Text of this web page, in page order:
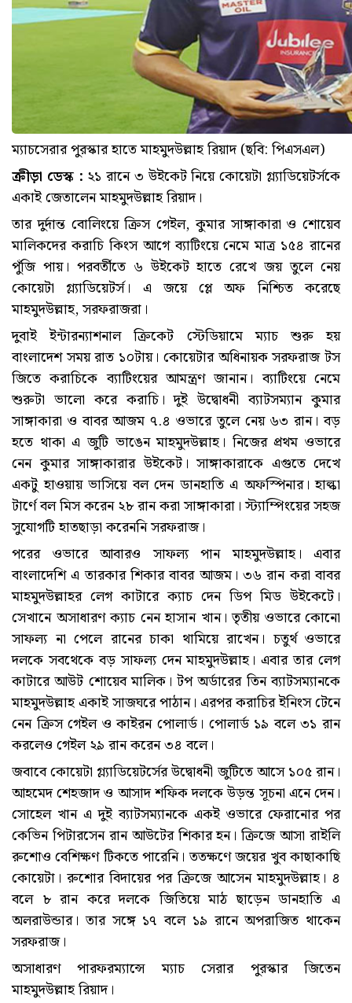
ম্যাচসেরার পুরস্কার হাতে মাহমুদউল্লাহ রিয়াদ (ছবি: পিএসএল)
ক্রীড়া ডেস্ক : ২১ রানে ৩ উইকেট নিয়ে কোয়েটা গ্ল্যাডিয়েটর্সকে
একাই জেতালেন মাহমুদউল্লাহ রিয়াদ।
তার দুর্দান্ত বোলিংয়ে ক্রিস গেইল, কুমার সাঙ্গাকারা ও শোয়েব
মালিকদের করাচি কিংস আগে ব্যাটিংয়ে নেমে মাত্র ১৫৪ রানের
পুঁজি পায়। পরবর্তীতে ৬ উইকেট হাতে রেখে জয় তুলে নেয়
কোয়েটা গ্ল্যাডিয়েটর্স। এ জয়ে প্লে অফ নিশ্চিত করেছে
মাহমুদউল্লাহ, সরফরাজরা।
দুবাই ইন্টারন্যাশনাল ক্রিকেট স্টেডিয়ামে ম্যাচ শুরু হয়
বাংলাদেশ সময় রাত ১০টায়। কোয়েটার অধিনায়ক সরফরাজ টস
জিতে করাচিকে ব্যাটিংয়ের আমন্ত্রণ জানান। ব্যাটিংয়ে নেমে
শুরুটা ভালো করে করাচি। দুই উদ্বোধনী ব্যাটসম্যান কুমার
সাঙ্গাকারা ও বাবর আজম ৭.৪ ওভারে তুলে নেয় ৬৩ রান। বড়
হতে থাকা এ জুটি ভাঙেন মাহমুদউল্লাহ। নিজের প্রথম ওভারে
নেন কুমার সাঙ্গাকারার উইকেট। সাঙ্গাকারাকে এগুতে দেখে
একটু হাওয়ায় ভাসিয়ে বল দেন ডানহাতি এ অফস্পিনার। হাল্কা
টার্ণে বল মিস করেন ২৮ রান করা সাঙ্গাকারা। স্ট্যাম্পিংয়ের সহজ
সুযোগটি হাতছাড়া করেননি সরফরাজ।
পরের ওভারে আবারও সাফল্য পান মাহমুদউল্লাহ। এবার
বাংলাদেশি এ তারকার শিকার বাবর আজম। ৩৬ রান করা বাবর
মাহমুদউল্লাহর লেগ কাটারে ক্যাচ দেন ডিপ মিড উইকেটে।
সেখানে অসাধারণ ক্যাচ নেন হাসান খান। তৃতীয় ওভারে কোনো
সাফল্য না পেলে রানের চাকা থামিয়ে রাখেন। চতুর্থ ওভারে
দলকে সবথেকে বড় সাফল্য দেন মাহমুদউল্লাহ। এবার তার লেগ
কাটারে আউট শোয়েব মালিক। টপ অর্ডারের তিন ব্যাটসম্যানকে
মাহমুদউল্লাহ একাই সাজঘরে পাঠান। এরপর করাচির ইনিংস টেনে
নেন ক্রিস গেইল ও কাইরন পোলার্ড। পোলার্ড ১৯ বলে ৩১ রান
করলেও গেইল ২৯ রান করেন ৩৪ বলে।
জবাবে কোয়েটা গ্ল্যাডিয়েটর্সের উদ্বোধনী জুটিতে আসে ১০৫ রান।
আহমেদ শেহজাদ ও আসাদ শফিক দলকে উড়ন্ত সূচনা এনে দেন।
সোহেল খান এ দুই ব্যাটসম্যানকে একই ওভারে ফেরানোর পর
কেভিন পিটারসেন রান আউটের শিকার হন। ক্রিজে আসা রাইলি
রুশোও বেশিক্ষণ টিকতে পারেনি। ততক্ষণে জয়ের খুব কাছাকাছি
কোয়েটা। রুশোর বিদায়ের পর ক্রিজে আসেন মাহমুদউল্লাহ। ৪
বলে ৮ রান করে দলকে জিতিয়ে মাঠ ছাড়েন ডানহাতি এ
অলরাউন্ডার। তার সঙ্গে ১৭ বলে ১৯ রানে অপরাজিত থাকেন
সরফরাজ।
অসাধারণ পারফরম্যান্সে ম্যাচ সেরার পুরস্কার জিতেন
মাহমুদউল্লাহ রিয়াদ।